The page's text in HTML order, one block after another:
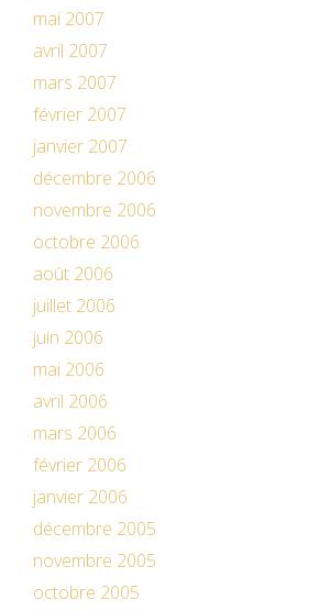
mai 2007
avril 2007
mars 2007
février 2007
janvier 2007
décembre 2006
novembre 2006
octobre 2006
août 2006
juillet 2006
juin 2006
mai 2006
avril 2006
mars 2006
février 2006
janvier 2006
décembre 2005
novembre 2005
octobre 2005